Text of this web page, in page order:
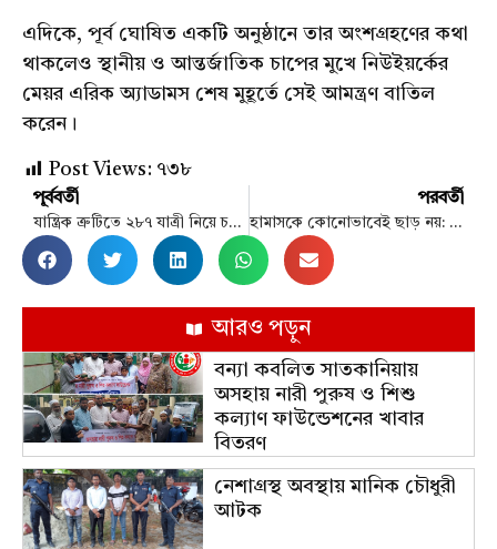
এদিকে, পূর্ব ঘোষিত একটি অনুষ্ঠানে তার অংশগ্রহণের কথা
থাকলেও স্থানীয় ও আন্তর্জাতিক চাপের মুখে নিউইয়র্কের
মেয়র এরিক অ্যাডামস শেষ মুহূর্তে সেই আমন্ত্রণ বাতিল
করেন।
Post Views: ৭৩৮
পূর্ববর্তী
যান্ত্রিক ত্রুটিতে ২৮৭ যাত্রী নিয়ে চট্টগ্রামে ফিরে এল যাত্রীবাহী বিমান
পরবর্তী
হামাসকে কোনোভাবেই ছাড় নয়: কঠোর অবস্থানে ট্রাম্প
আরও পড়ুন
বন্যা কবলিত সাতকানিয়ায়
অসহায় নারী পুরুষ ও শিশু
কল্যাণ ফাউন্ডেশনের খাবার
বিতরণ
নেশাগ্রস্থ অবস্থায় মানিক চৌধুরী
আটক